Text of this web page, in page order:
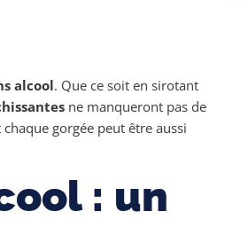
alcool. Que ce soit en sirotant
ne manqueront pas de
gorgée peut être aussi
: un